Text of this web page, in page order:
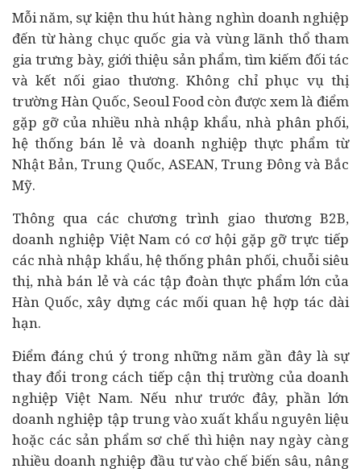
Mỗi năm, sự kiện thu hút hàng nghìn doanh nghiệp
đến từ hàng chục quốc gia và vùng lãnh thổ tham
gia trưng bày, giới thiệu sản phẩm, tìm kiếm đối tác
và kết nối giao thương. Không chỉ phục vụ thị
trường Hàn Quốc, Seoul Food còn được xem là điểm
gặp gỡ của nhiều nhà nhập khẩu, nhà phân phối,
hệ thống bán lẻ và doanh nghiệp thực phẩm từ
Nhật Bản, Trung Quốc, ASEAN, Trung Đông và Bắc
Mỹ.
Thông qua các chương trình giao thương B2B,
doanh nghiệp Việt Nam có cơ hội gặp gỡ trực tiếp
các nhà nhập khẩu, hệ thống phân phối, chuỗi siêu
thị, nhà bán lẻ và các tập đoàn thực phẩm lớn của
Hàn Quốc, xây dựng các mối quan hệ hợp tác dài
hạn.
Điểm đáng chú ý trong những năm gần đây là sự
thay đổi trong cách tiếp cận thị trường của doanh
nghiệp Việt Nam. Nếu như trước đây, phần lớn
doanh nghiệp tập trung vào xuất khẩu nguyên liệu
hoặc các sản phẩm sơ chế thì hiện nay ngày càng
nhiều doanh nghiệp đầu tưvào chế biến sâu, nâng